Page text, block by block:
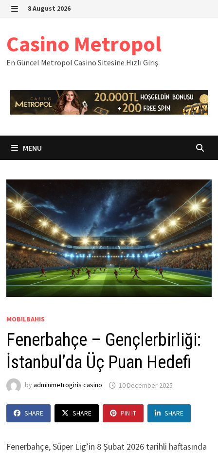
Skip
8 August 2026
Casino Metropol
En Güncel Metropol Casino Sitesine Hızlı Giriş
MENU
MOBILBAHIS
Fenerbahçe – Gençlerbirliği:
İstanbul’da Üç Puan Hedefi
by adminmetrogiris casino 10 December 2025
SHARE SHARE PIN IT SHARE
Fenerbahçe, Süper Lig’in 8 Şubat 2026 tarihli haftasında